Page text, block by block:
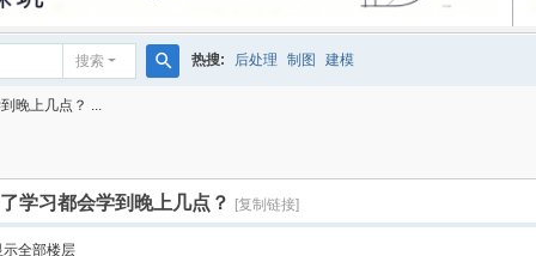
搜索 热搜: 后处理 制图 建模
晚上几点？ ...
学习都会学到晚上几点？ [复制链接]
示全部楼层